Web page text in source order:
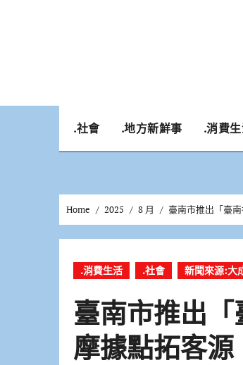
.社會 .地方新鮮事 .消費
Home 2025 8 月 臺南市推出「臺
.消費生活 .社會 新聞來源:大
臺南市推出
摩據點拓客源